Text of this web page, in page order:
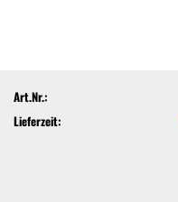
Art.Nr.:
Lieferzeit: